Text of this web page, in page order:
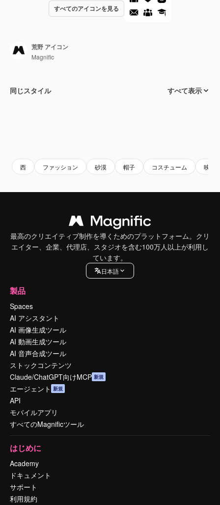
すべてのアイコンを見る
荒野 アイコン
Magnific
同じスタイル すべて表示
西 ファッション 砂漠 帽子 コスチューム 映画
最高のクリエイティブ制作を導くためのプラットフォーム。クリ
エイター、企業、代理店、スタジオを含む100万人以上が利用し
ています。
日本語
製品
Spaces
AI アシスタント
AI 画像生成ツール
AI 動画生成ツール
AI 音声合成ツール
ストックコンテンツ
Claude/ChatGPT向けMCP 新規
エージェント 新規
API
モバイルアプリ
すべてのMagnificツール
はじめに
Academy
ドキュメント
サポート
利用規約